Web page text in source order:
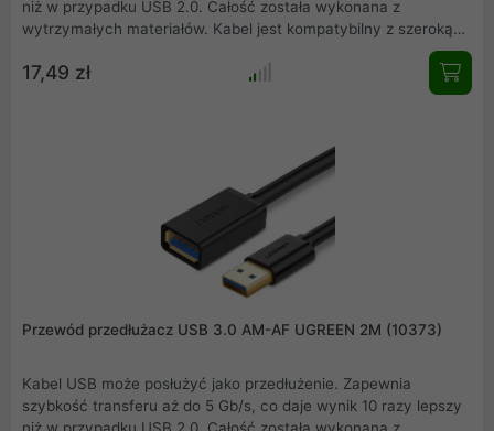
niż w przypadku USB 2.0. Całość została wykonana z
wytrzymałych materiałów. Kabel jest kompatybilny z szeroką
17,49 zł
Przewód przedłużacz USB 3.0 AM-AF UGREEN 2M (10373)
Kabel USB może posłużyć jako przedłużenie. Zapewnia
szybkość transferu aż do 5 Gb/s, co daje wynik 10 razy lepszy